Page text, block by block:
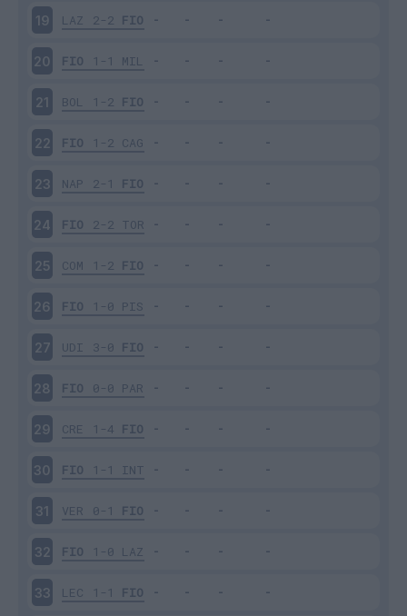
19 LAZ 2-2 FIO
20 FIO 1-1 MIL
21 BOL 1-2 FIO
22 FIO 1-2 CAG
23 NAP 2-1 FIO
24 FIO 2-2 TOR
25 COM 1-2 FIO
26 FIO 1-0 PIS
27 UDI 3-0 FIO
28 FIO 0-0 PAR
29 CRE 1-4 FIO
30 FIO 1-1 INT
31 VER 0-1 FIO
32 FIO 1-0 LAZ
33 LEC 1-1 FIO